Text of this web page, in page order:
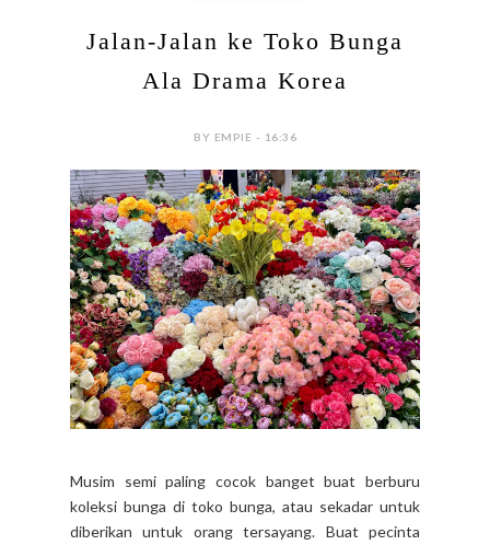
Jalan-Jalan ke Toko Bunga
Ala Drama Korea
BY EMPIE - 16:36
Musim semi paling cocok banget buat berburu
koleksi bunga di toko bunga, atau sekadar untuk
diberikan untuk orang tersayang. Buat pecinta